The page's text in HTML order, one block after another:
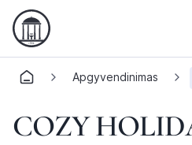
Apgyvendinimas
COZY